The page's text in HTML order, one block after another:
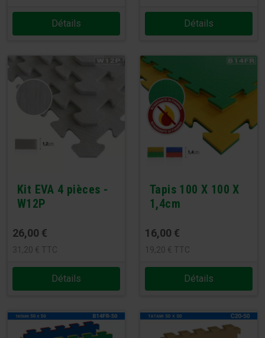
Détails Détails
Kit EVA 4 pièces -
W12P
26,00 €
31,20 € TTC
Détails
Tapis 100 X 100 X
1,4cm
16,00 €
19,20 € TTC
Détails